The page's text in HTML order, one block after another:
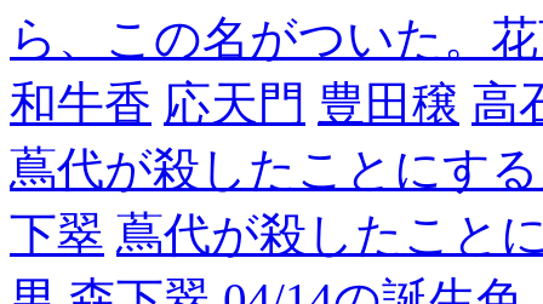
ら、この名がついた。
和牛香 応天門 豊田穣 高
蔦代が殺したことにす
下翠 蔦代が殺したこと